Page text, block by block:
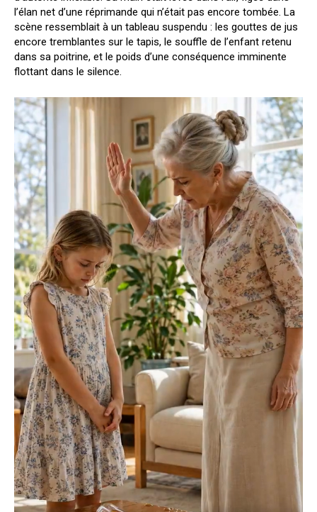
l’élan net d’une réprimande qui n’était pas encore tombée. La
scène ressemblait à un tableau suspendu : les gouttes de jus
encore tremblantes sur le tapis, le souffle de l’enfant retenu
dans sa poitrine, et le poids d’une conséquence imminente
flottant dans le silence.